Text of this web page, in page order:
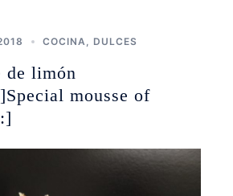
COCINA DULCES
de limón
mousse of